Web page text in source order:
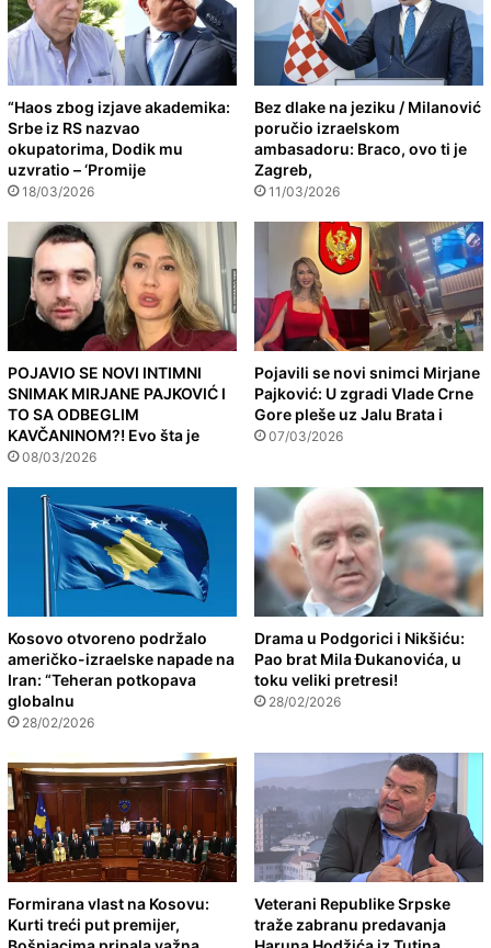
“Haos zbog izjave akademika:
Srbe iz RS nazvao
okupatorima, Dodik mu
uzvratio – ‘Promije
18/03/2026
Bez dlake na jeziku / Milanović
poručio izraelskom
ambasadoru: Braco, ovo ti je
Zagreb,
11/03/2026
POJAVIO SE NOVI INTIMNI
SNIMAK MIRJANE PAJKOVIĆ I
TO SA ODBEGLIM
KAVČANINOM?! Evo šta je
08/03/2026
Pojavili se novi snimci Mirjane
Pajković: U zgradi Vlade Crne
Gore pleše uz Jalu Brata i
07/03/2026
Kosovo otvoreno podržalo
američko-izraelske napade na
Iran: “Teheran potkopava
globalnu
28/02/2026
Drama u Podgorici i Nikšiću:
Pao brat Mila Đukanovića, u
toku veliki pretresi!
28/02/2026
Formirana vlast na Kosovu:
Kurti treći put premijer,
Veterani Republike Srpske
traže zabranu predavanja